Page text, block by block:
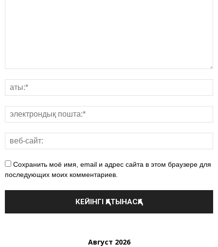
Сохранить моё имя, email и адрес сайта в этом браузере для
последующих моих комментариев.
Август 2026